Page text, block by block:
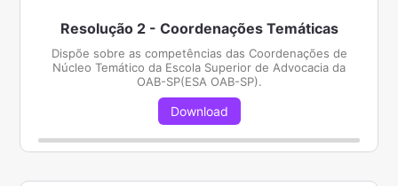
Resolução 2 - Coordenações Temáticas
Dispõe sobre as competências das Coordenações de
Núcleo Temático da Escola Superior de Advocacia da
OAB-SP(ESA OAB-SP).
Download